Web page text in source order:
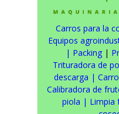
Carros para la
Equipos
| Packing|
Trituradora de
descarga |
Calibradora de
piola | Limpia